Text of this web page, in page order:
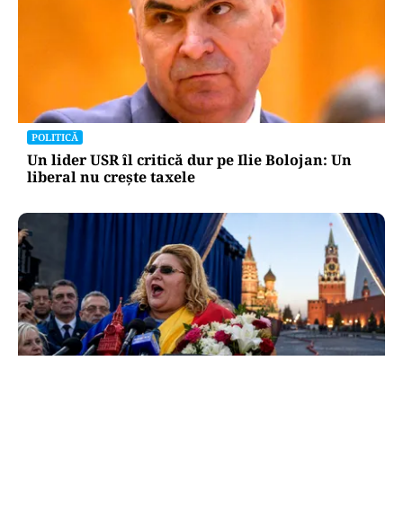
POLITICĂ
Un lider USR îl critică dur pe Ilie Bolojan: Un
liberal nu crește taxele